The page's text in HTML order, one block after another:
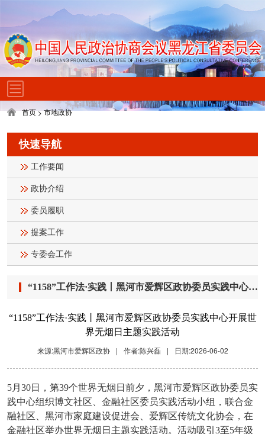
首页>市地政协
快速导航
工作要闻
政协介绍
委员履职
提案工作
专委会工作
“1158”工作法·实践丨黑河市爱辉区政协委员实践中心开展世界无烟日主题实践活动
“1158”工作法·实践丨黑河市爱辉区政协委员实践中心开展世
界无烟日主题实践活动
来源:黑河市爱辉区政协
| 作者:陈兴磊 | 日期:2026-06-02
5月30日，第39个世界无烟日前夕，黑河市爱辉区政协委员实
践中心组织博文社区、金融社区委员实践活动小组，联合金
融社区、黑河市家庭建设促进会、爱辉区传统文化协会，在
金融社区举办世界无烟日主题实践活动。活动吸引3至5年级